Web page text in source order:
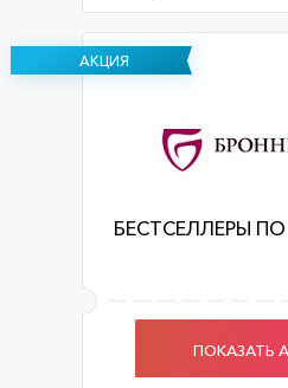
АКЦИЯ
БЕСТСЕЛЛЕРЫ
ПОКАЗАТЬ